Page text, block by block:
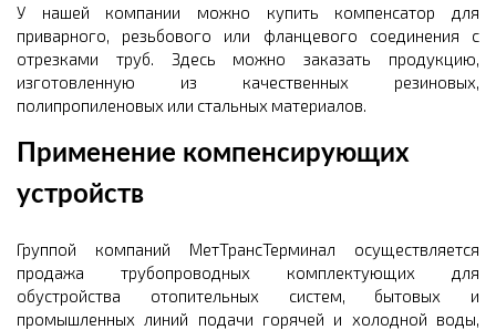
У нашей компании можно купить компенсатор для
приварного, резьбового или фланцевого соединения с
отрезками труб. Здесь можно заказать продукцию,
изготовленную из качественных резиновых,
полипропиленовых или стальных материалов.
Применение компенсирующих
устройств
Группой компаний МетТрансТерминал осуществляется
продажа трубопроводных комплектующих для
обустройства отопительных систем, бытовых и
промышленных линий подачи горячей и холодной воды,